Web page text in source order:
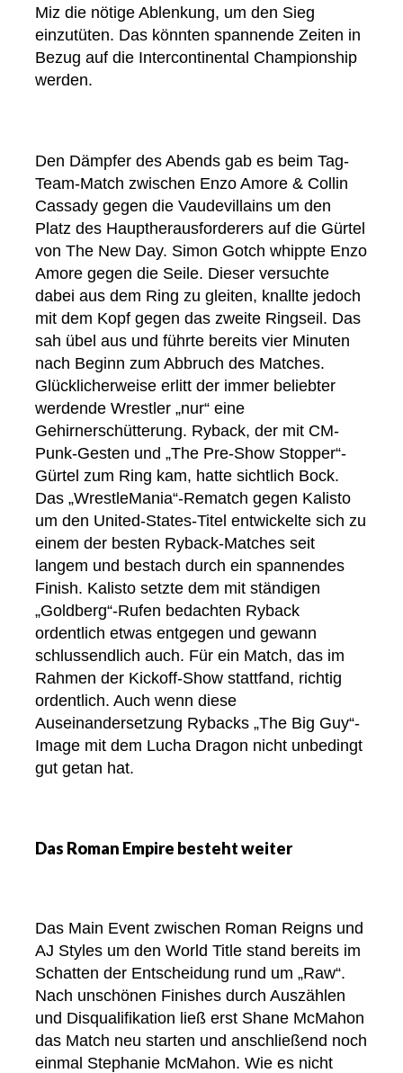
Miz die nötige Ablenkung, um den Sieg
einzutüten. Das könnten spannende Zeiten in
Bezug auf die Intercontinental Championship
werden.
Den Dämpfer des Abends gab es beim Tag-
Team-Match zwischen Enzo Amore & Collin
Cassady gegen die Vaudevillains um den
Platz des Hauptherausforderers auf die Gürtel
von The New Day. Simon Gotch whippte Enzo
Amore gegen die Seile. Dieser versuchte
dabei aus dem Ring zu gleiten, knallte jedoch
mit dem Kopf gegen das zweite Ringseil. Das
sah übel aus und führte bereits vier Minuten
nach Beginn zum Abbruch des Matches.
Glücklicherweise erlitt der immer beliebter
werdende Wrestler „nur“ eine
Gehirnerschütterung. Ryback, der mit CM-
Punk-Gesten und „The Pre-Show Stopper“-
Gürtel zum Ring kam, hatte sichtlich Bock.
Das „WrestleMania“-Rematch gegen Kalisto
um den United-States-Titel entwickelte sich zu
einem der besten Ryback-Matches seit
langem und bestach durch ein spannendes
Finish. Kalisto setzte dem mit ständigen
„Goldberg“-Rufen bedachten Ryback
ordentlich etwas entgegen und gewann
schlussendlich auch. Für ein Match, das im
Rahmen der Kickoff-Show stattfand, richtig
ordentlich. Auch wenn diese
Auseinandersetzung Rybacks „The Big Guy“-
Image mit dem Lucha Dragon nicht unbedingt
gut getan hat.
Das Roman Empire besteht weiter
Das Main Event zwischen Roman Reigns und
AJ Styles um den World Title stand bereits im
Schatten der Entscheidung rund um „Raw“.
Nach unschönen Finishes durch Auszählen
und Disqualifikation ließ erst Shane McMahon
das Match neu starten und anschließend noch
einmal Stephanie McMahon. Wie es nicht